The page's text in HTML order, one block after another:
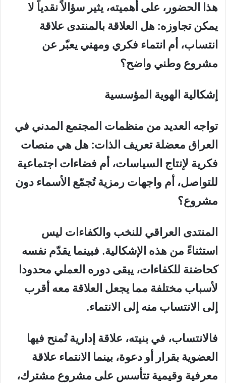
هذا الحضور، على أهميته، يثير سؤالاً نقدياً لا
يمكن تجاوزه: هل العلاقة بالمنتدى علاقة
انتساب، أم انتماء فكري ومهني يعبّر عن
مشروع وطني واضح؟
إشكالية الهوية المؤسسية
تواجه العديد من منظمات المجتمع المدني في
العراق معضلة تعريف الذات: هل هي منصات
فكرية لإنتاج السياسات، أم فضاءات اجتماعية
للتواصل، أم واجهات رمزية تُجمّع الأسماء دون
مشروع؟
المنتدى العراقي للنخب والكفاءات ليس
استثناءً من هذه الإشكالية. فبينما يقدّم نفسه
كحاضنة للكفاءات، يبقى دوره العملي محدودا
لأسباب مختلفة مما يجعل العلاقة معه أقرب
إلى الانتساب منه إلى الانتماء.
فالانتساب، في بنيته، علاقة إدارية تُمنح فيها
العضوية بقرار أو دعوة، بينما الانتماء علاقة
معرفية وقيمية تتأسس على مشروع مشترك،